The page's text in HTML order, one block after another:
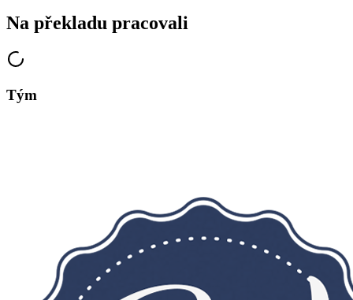
Na překladu pracovali
Tým